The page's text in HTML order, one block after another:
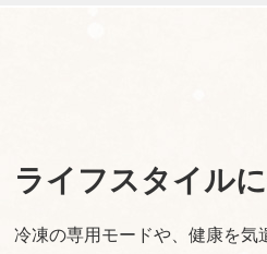
ライフスタイル
冷凍の専用モードや、 健康を気